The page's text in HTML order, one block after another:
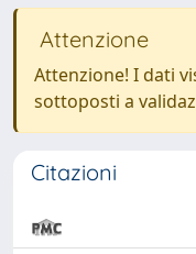
Attenzione
Attenzione! I dati
sottoposti a
Citazioni